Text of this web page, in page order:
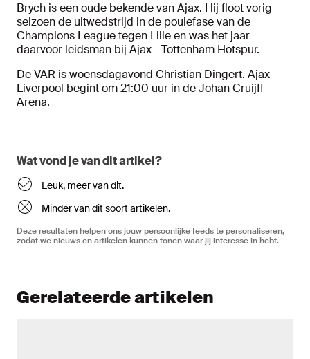
Brych is een oude bekende van Ajax. Hij floot vorig
seizoen de uitwedstrijd in de poulefase van de
Champions League tegen Lille en was het jaar
daarvoor leidsman bij Ajax - Tottenham Hotspur.
De VAR is woensdagavond Christian Dingert. Ajax -
Liverpool begint om 21:00 uur in de Johan Cruijff
Arena.
Wat vond je van dit artikel?
Leuk, meer van dit.
Minder van dit soort artikelen.
Deze resultaten helpen ons jouw persoonlijke feeds te personaliseren,
zodat we nieuws en artikelen kunnen tonen waar jij interesse in hebt.
Gerelateerde artikelen